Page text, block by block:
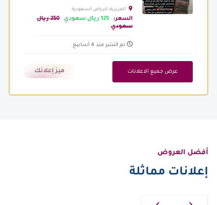
السعر: 125 ريال سعودي
250 ريال
سعودي
تم النشر منذ 4 أسابيع
عرض جميع الاعلانات ميز إعلانك
أفضل العروض
إعلانات مماثلة